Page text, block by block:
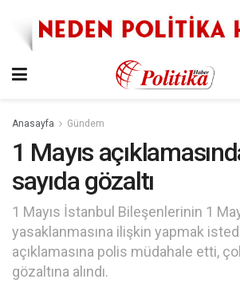
Anasayfa Gündem
1 Mayıs
sayıda gözaltı
1 Mayıs İstanbul Bileşenlerinin 1
yasaklanmasına ilişkin yapmak
açıklamasına polis müdahale etti,
gözaltına alındı.